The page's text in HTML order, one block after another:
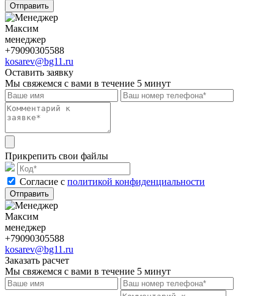
Отправить
Максим
менеджер
+79090305588
kosarev@bg11.ru
Оставить заявку
Мы свяжемся с вами в течение 5 минут
Прикрепить свои файлы
Cогласие с политикой конфиденциальности
Отправить
Максим
менеджер
+79090305588
kosarev@bg11.ru
Заказать расчет
Мы свяжемся с вами в течение 5 минут